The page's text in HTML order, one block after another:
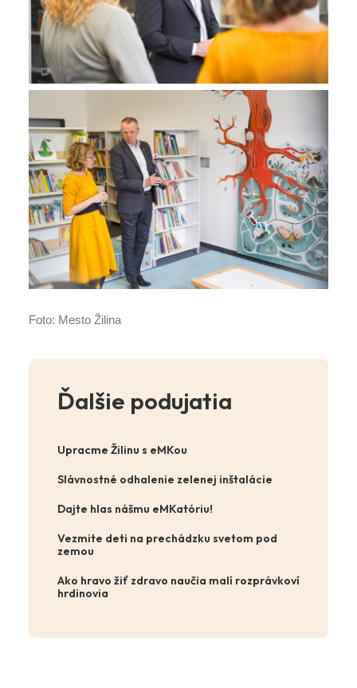
Foto: Mesto Žilina
Ďalšie podujatia
Upracme Žilinu s eMKou
Slávnostné odhalenie zelenej inštalácie
Dajte hlas nášmu eMKatóriu!
Vezmite deti na prechádzku svetom pod
zemou
Ako hravo žiť zdravo naučia malí rozprávkoví
hrdinovia